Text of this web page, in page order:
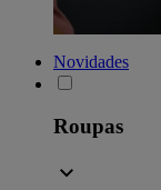
Novidades
Roupas